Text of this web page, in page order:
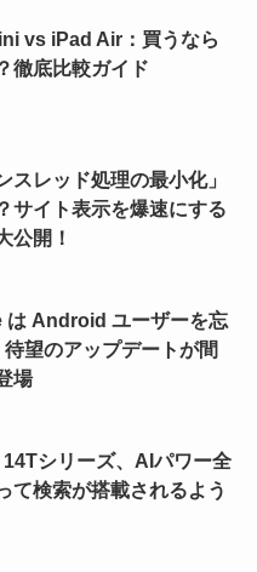
vs iPad Air：買うなら
徹底比較ガイド
スレッド処理の最小化」
サイト表示を爆速にする
公開！
は Android ユーザーを忘
望のアップデートが間
場
シリーズ、AIパワー全
て検索が搭載されるよう